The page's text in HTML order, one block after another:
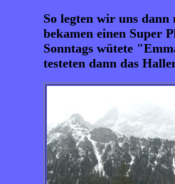
So legten wir uns
bekamen einen Super
Sonntags wütete
testeten dann das